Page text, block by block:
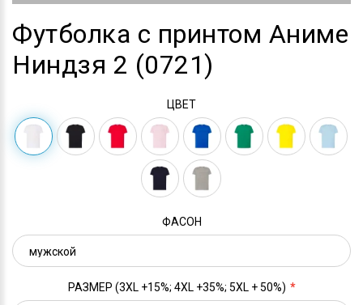
Футболка с принтом Аниме
Ниндзя 2 (0721)
ЦВЕТ
ФАСОН
РАЗМЕР (3XL +15%; 4XL +35%; 5XL + 50%)